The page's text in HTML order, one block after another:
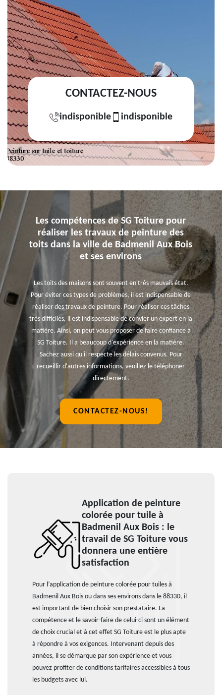
CONTACTEZ-NOUS
indisponible indisponible
Les compétences de SG Toiture pour
réaliser les travaux de peinture des
toits dans la ville de Badmenil Aux Bois
et ses environs
Les toits des maisons sont souvent en très mauvais état.
Pour éviter ces types de problèmes, il est indispensable de
réaliser des travaux de peinture. Pour réaliser ces tâches
très difficiles, il est indispensable de convier un expert en la
matière. Ainsi, on peut vous proposer de faire confiance à
SG Toiture. Il a beaucoup d'expérience en la matière.
Sachez aussi qu'il respecte les délais convenus. Pour
recueillir d'autres informations, veuillez le téléphoner
directement.
CONTACTEZ-NOUS!
Application de peinture
colorée pour tuile à
Badmenil Aux Bois : le
travail de SG Toiture vous
donnera une entière
satisfaction
Pour l’application de peinture colorée pour tuiles à
Badmenil Aux Bois ou dans ses environs dans le 88330, il
est important de bien choisir son prestataire. La
compétence et le savoir-faire de celui-ci sont un élément
de choix crucial et à cet effet SG Toiture est le plus apte
à répondre à vos exigences. Intervenant depuis des
années, il se démarque par son expérience et vous
pouvez profiter de conditions tarifaires accessibles à tous
les budgets avec lui.